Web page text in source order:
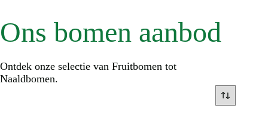
Ons bomen aanbod
Ontdek onze selectie van Fruitbomen tot
Naaldbomen.